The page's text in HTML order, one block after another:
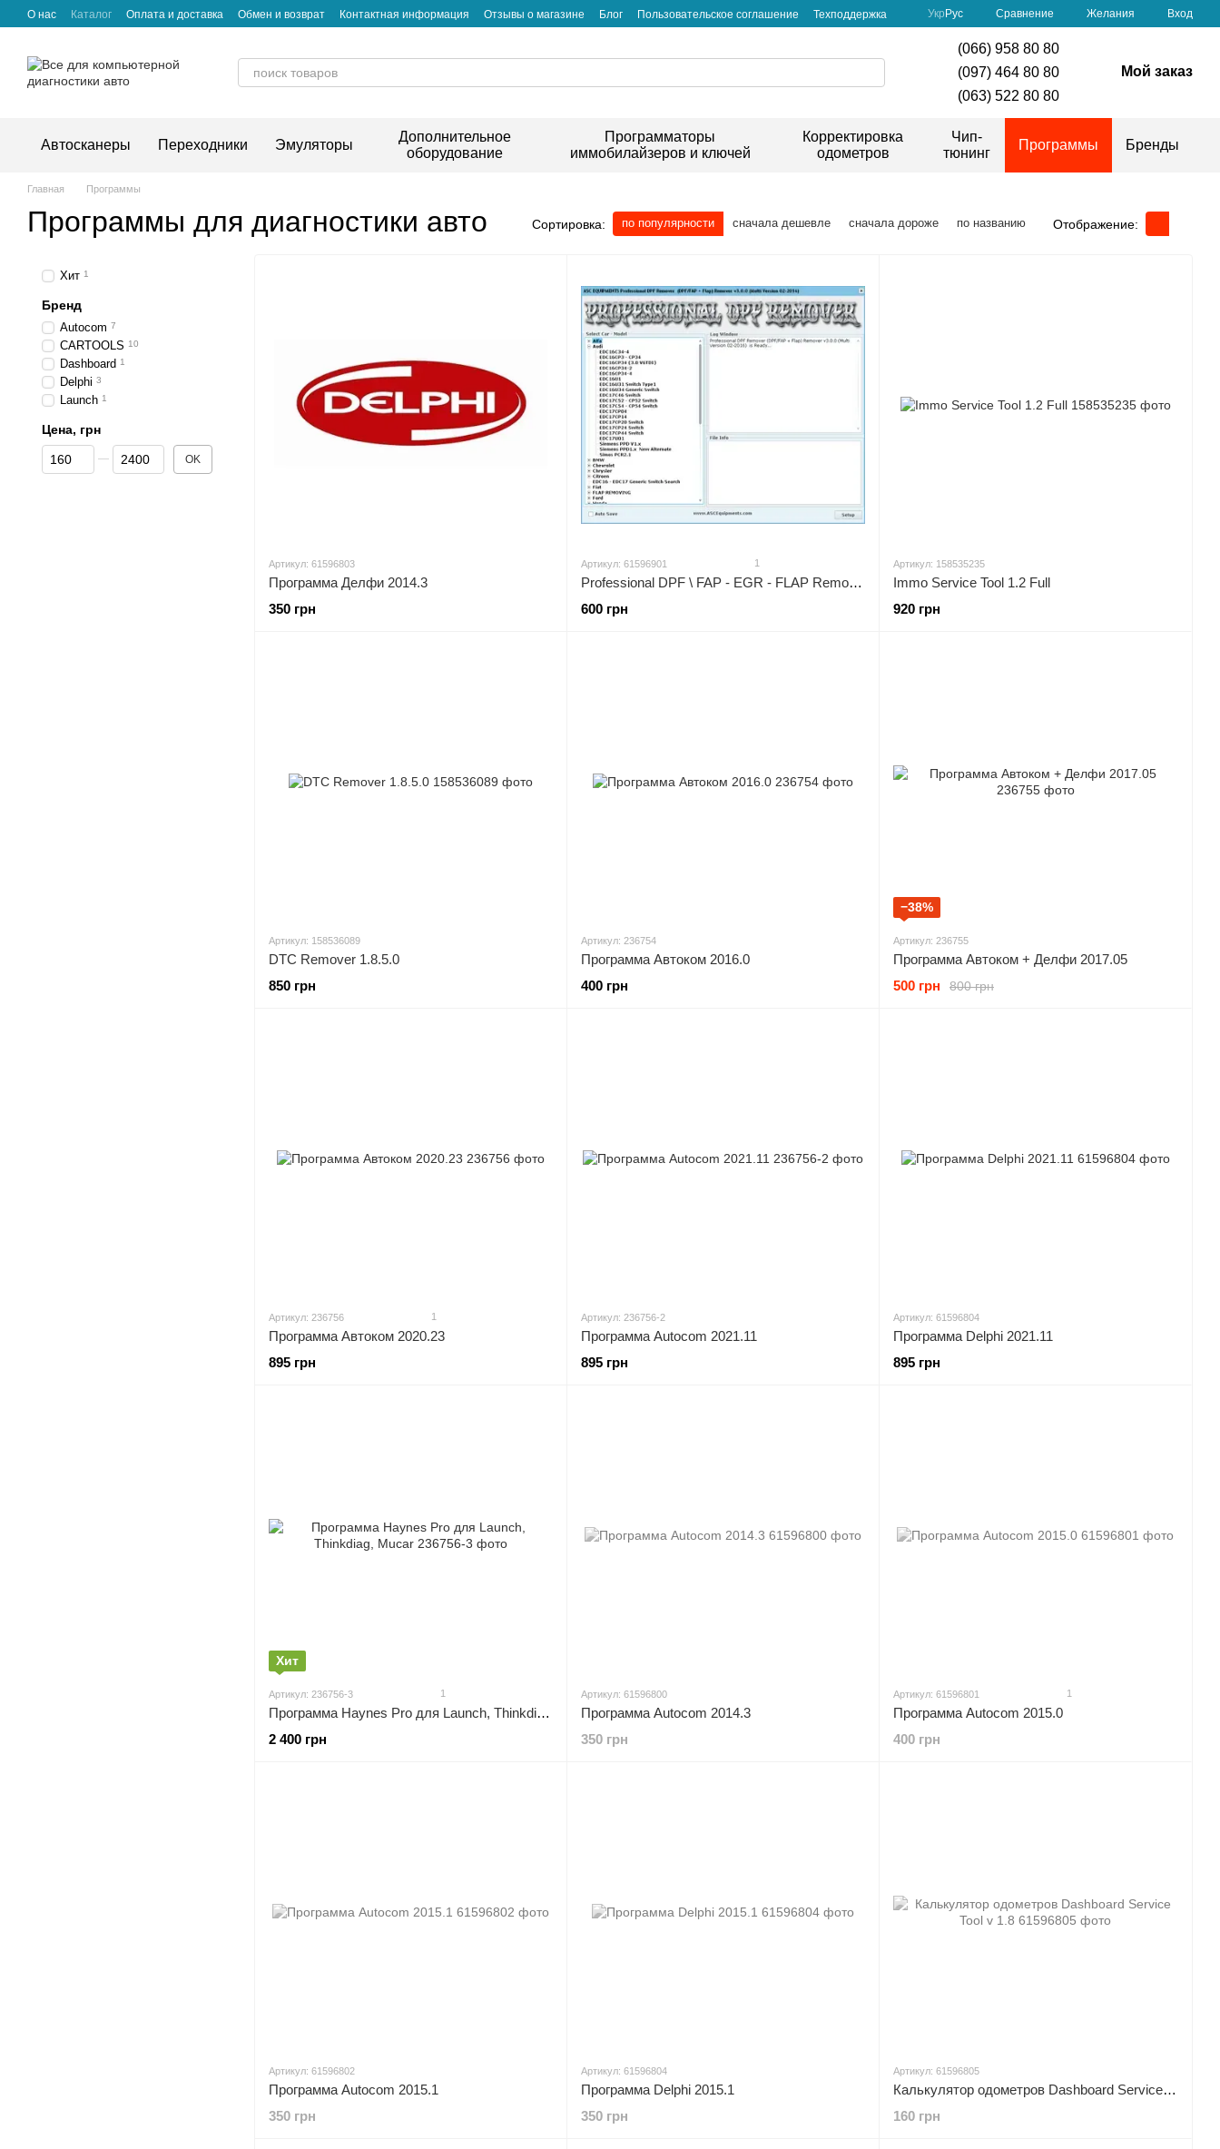
Перейти к основному контенту
О нас Каталог Оплата и доставка Обмен и возврат Контактная информация Отзывы о магазине Блог Пользовательское соглашение Техподдержка Укр Рус Сравнение Желания Вход
(066) 958 80 80
(097) 464 80 80
(063) 522 80 80
Мой заказ
Автосканеры Переходники Эмуляторы
Дополнительное
оборудование
Программаторы
иммобилайзеров и ключей
Корректировка
одометров
Чип-
тюнинг
Программы Бренды
Главная Программы
Программы для диагностики авто Сортировка: по популярности сначала дешевле сначала дороже по названию Отображение:
Артикул: 61596803
Программа Делфи 2014.3
350 грн
Артикул: 61596901 1
Professional DPF \ FAP - EGR - FLAP Remover 2016
600 грн
Артикул: 158535235
Immo Service Tool 1.2 Full
920 грн
Артикул: 158536089
DTC Remover 1.8.5.0
850 грн
Артикул: 236754
Программа Автоком 2016.0
400 грн
−38%
Артикул: 236755
Программа Автоком + Делфи 2017.05
800 грн
500 грн
Артикул: 236756 1
Программа Автоком 2020.23
895 грн
Артикул: 236756-2
Программа Autocom 2021.11
895 грн
Артикул: 61596804
Программа Delphi 2021.11
895 грн
Хит
Артикул: 236756-3 1
Программа Haynes Pro для Launch, Thinkdiag, Mucar
2 400 грн
Артикул: 61596800
Программа Autocom 2014.3
350 грн
Артикул: 61596801 1
Программа Autocom 2015.0
400 грн
Артикул: 61596802
Программа Autocom 2015.1
350 грн
Артикул: 61596804
Программа Delphi 2015.1
350 грн
Артикул: 61596805
Калькулятор одометров Dashboard Service Tool v 1.8
160 грн
Хит 1
Бренд
Autocom 7
CARTOOLS 10
Dashboard 1
Delphi 3
Launch 1
Цена, грн
От Цена, грн
До Цена, грн OK